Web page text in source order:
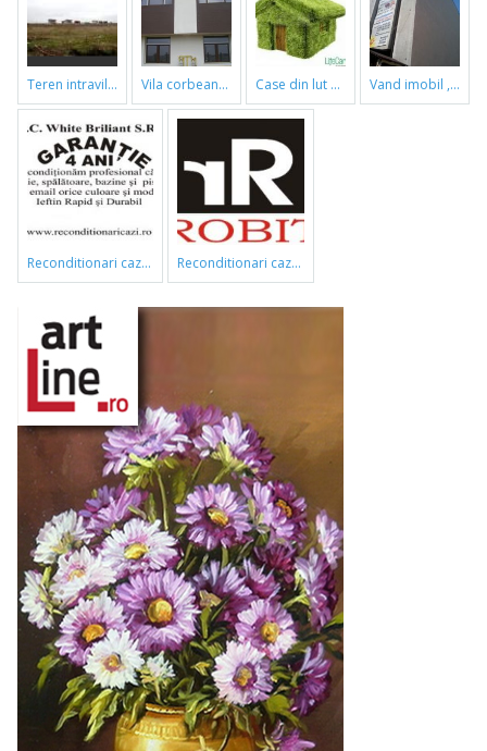
teren intravilan vila corbeanca case din lut si paie vand imobil ,790m,piata gorjului,pret negociabil
reconditionari cazi de baie reconditionari cazi de baie